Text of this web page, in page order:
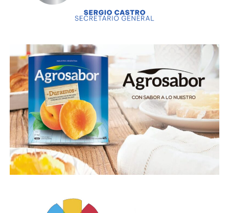
Hoy en el país se registró otro nuevo récord de
contagios en un día con 12259 casos positivos de
país es de 512293. El número total de contagios a
nivel nacional es aproximadamente un 1,28% de la
población total del país. Por otra parte hoy se
produjeron 254 fallecimientos, lo que hace un total
de 10658 víctimas fatales en el territorio nacional. La
cantidad de fallecidos hasta el momento en Córdoba
(175), representan un 1,64% del total del país, en
tanto los casos de contagiados en la provincia
(12259) es el 2,39% del total de Argentina.
Con estas cifras de contagiados, la provincia de
que es el lugar con más contagios ya que tiene